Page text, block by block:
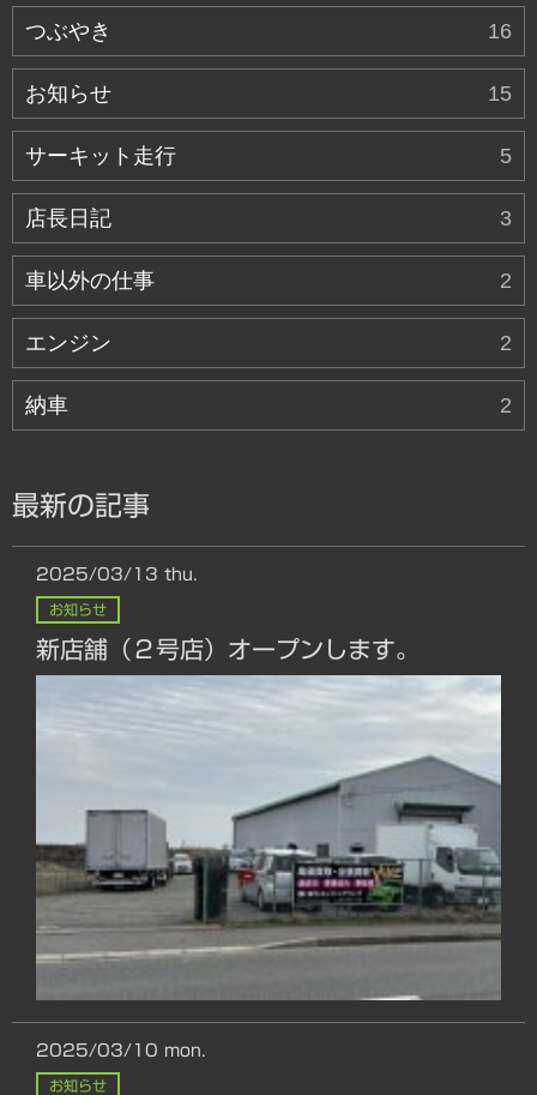
つぶやき 16
お知らせ 15
サーキット走行 5
店長日記 3
車以外の仕事 2
エンジン 2
納車 2
最新の記事
2025/03/13 thu.
お知らせ
新店舗（２号店）オープンします。
2025/03/10 mon.
お知らせ